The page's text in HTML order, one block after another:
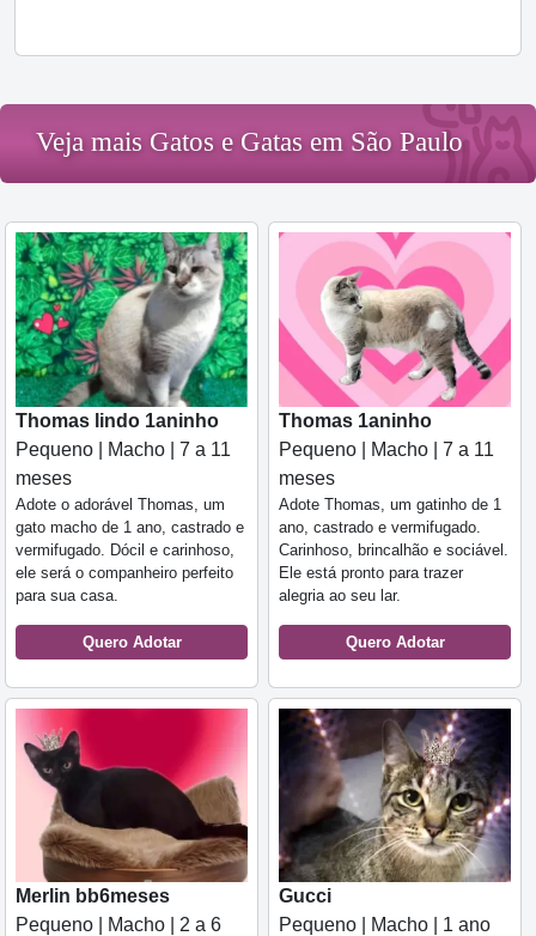
Veja mais Gatos e Gatas em São Paulo
Thomas lindo 1aninho
Pequeno | Macho | 7 a 11
meses
Adote o adorável Thomas, um
gato macho de 1 ano, castrado e
vermifugado. Dócil e carinhoso,
ele será o companheiro perfeito
para sua casa.
Quero Adotar
Thomas 1aninho
Pequeno | Macho | 7 a 11
meses
Adote Thomas, um gatinho de 1
ano, castrado e vermifugado.
Carinhoso, brincalhão e sociável.
Ele está pronto para trazer
alegria ao seu lar.
Quero Adotar
Merlin bb6meses
Pequeno | Macho | 2 a 6
Gucci
Pequeno | Macho | 1 ano